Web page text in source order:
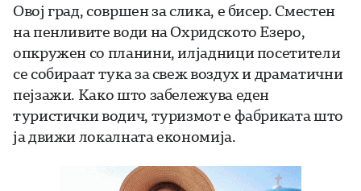
Овој град, совршен за слика, е бисер. Сместен
на пенливите води на Охридското Езеро,
опкружен со планини, илјадници посетители
се собираат тука за свеж воздух и драматични
пејзажи. Како што забележува еден
туристички водич, туризмот е фабриката што
ја движи локалната економија.